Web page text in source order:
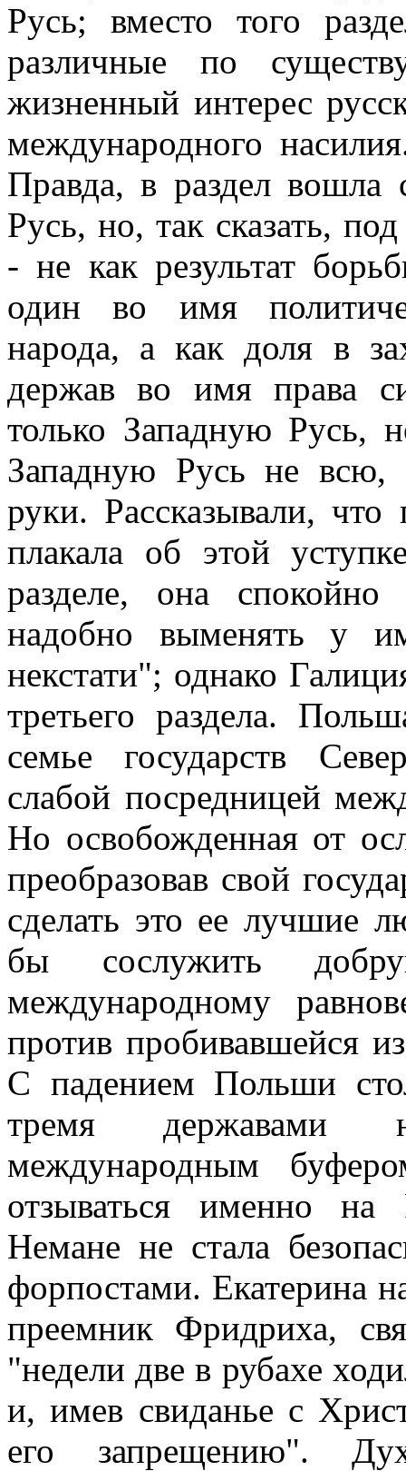
Русь; вместо того
различные по
жизненный интерес
международного
Правда, в раздел вошла
Русь, но, так сказать,
- не как результат
один во имя
народа, а как доля в
держав во имя права
только Западную Русь,
Западную Русь не всю,
руки. Рассказывали, что
плакала об этой
разделе, она
надобно выменять у
некстати"; однако
третьего раздела.
семье государств
слабой посредницей
Но освобожденная от
преобразовав свой
сделать это ее лучшие
бы сослужить
международному
против пробивавшейся
С падением Польши
тремя державами
международным
отзываться именно на
Немане не стала
форпостами. Екатерина
преемник Фридриха,
"недели две в рубахе
и, имев свиданье с
его запрещению".